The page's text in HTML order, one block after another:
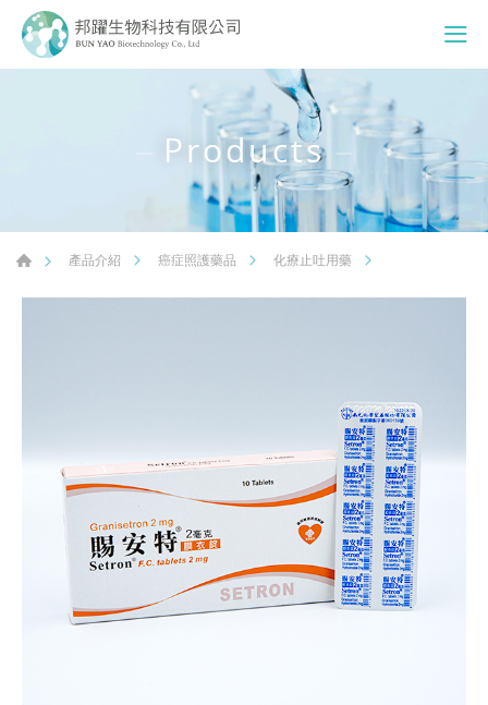
Products
產品介紹 癌症照護藥品 化療止吐用藥